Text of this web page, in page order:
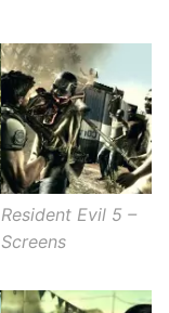
Resident Evil 5 –
Screens